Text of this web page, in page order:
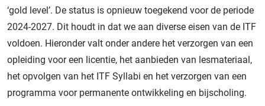
‘gold level’. De status is opnieuw toegekend voor de periode
2024-2027. Dit houdt in dat we aan diverse eisen van de ITF
voldoen. Hieronder valt onder andere het verzorgen van een
opleiding voor een licentie, het aanbieden van lesmateriaal,
het opvolgen van het ITF Syllabi en het verzorgen van een
programma voor permanente ontwikkeling en bijscholing.